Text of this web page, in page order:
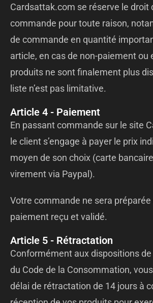
Cardsattak.com se réserve le droit
commande pour toute raison,
de commande en quantité
article, en cas de non-paiement ou
produits ne sont finalement plus
liste n’est pas limitative.
Article 4 - Paiement
En passant commande sur le site
le client s’engage à payer le prix
moyen de son choix (carte
virement via Paypal).
Votre commande ne sera préparée
paiement reçu et validé.
Article 5 - Rétractation
Conformément aux dispositions de
du Code de la Consommation,
délai de rétractation de 14 jours à